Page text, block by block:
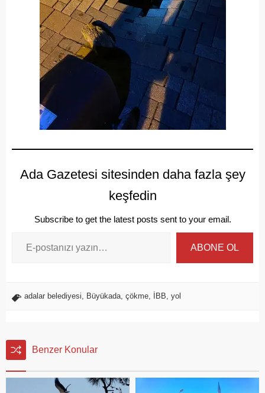
Ada Gazetesi sitesinden daha fazla şey
keşfedin
Subscribe to get the latest posts sent to your email.
ABONE OL
adalar belediyesi, Büyükada, çökme, İBB, yol
Benzer Konular